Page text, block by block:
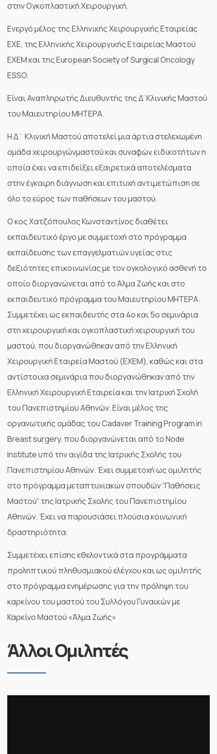
στην Ογκοπλαστική Χειρουργική.
Ενεργό μέλος της Ελληνικής Χειρουργικής Εταιρείας
ΕΧΕ, της Ελληνικής Χειρουργικής Εταιρείας Μαστού
ΕΧΕΜ και της European Society of Surgical Oncology
ESSO.
Είναι Αναπληρωτής Διευθυντής της Δ’ Κλινικής Μαστού
του Μαιευτηρίου ΜΗΤΕΡΑ.
Η Δ΄ Κλινική Μαστού αποτελεί μια άρτια στελεχωμένη
ομάδα χειρουργώνμαστού και συναφών ειδικοτήτων η
οποία έχει να επιδείξει εξαιρετικά αποτελέσματα
στην έγκαιρη διάγνωση και επιτυχή αντιμετώπιση σε
όλο το εύρος των παθήσεων του μαστού.
Ο κος Χατζόπουλος Κωνσταντίνος διαθέτει
εκπαιδευτικό έργο με συμμετοχή στο πρόγραμμα
εκπαίδευσης των επαγγελματιών υγείας στις
δεξιότητες επικοινωνίας με τον ογκολογικό ασθενή το
οποίο διοργανώνεται από το Άλμα Ζωής και στο
εκπαιδευτικό πρόγραμμα του Μαιευτηρίου ΜΗΤΕΡΑ.
Συμμετέχει ως εκπαιδευτής στα 4ο και 5ο σεμινάρια
στη χειρουργική και ογκοπλαστική χειρουργική του
μαστού, που διοργανώθηκαν από την Ελληνική
Χειρουργική Εταιρεία Μαστού (ΕΧΕΜ), καθώς και στα
αντίστοιχα σεμινάρια που διοργανώθηκαν από την
Ελληνική Χειρουργική Εταιρεία και την Ιατρική Σχολή
του Πανεπιστημίου Αθηνών. Είναι μέλος της
οργανωτικής ομάδας του Cadaver Training Program in
Breast surgery, που διοργανώνεται από το Node
Institute υπό την αιγίδα της Ιατρικής Σχολής του
Πανεπιστημίου Αθηνών. Έχει συμμετοχή ως ομιλητής
στο πρόγραμμα μεταπτυχιακών σπουδών “Παθήσεις
Μαστού” της Ιατρικής Σχολής του Πανεπιστημίου
Αθηνών. Έχει να παρουσιάσει πλούσια κοινωνική
δραστηριότητα.
Συμμετέχει επίσης εθελοντικά στα προγράμματα
προληπτικού πληθυσμιακού ελέγχου και ως ομιλητής
στο πρόγραμμα ενημέρωσης για την πρόληψη του
καρκίνου του μαστού του Συλλόγου Γυναικών με
Καρκίνο Μαστού «Άλμα Ζωής»
Άλλοι Ομιλητές